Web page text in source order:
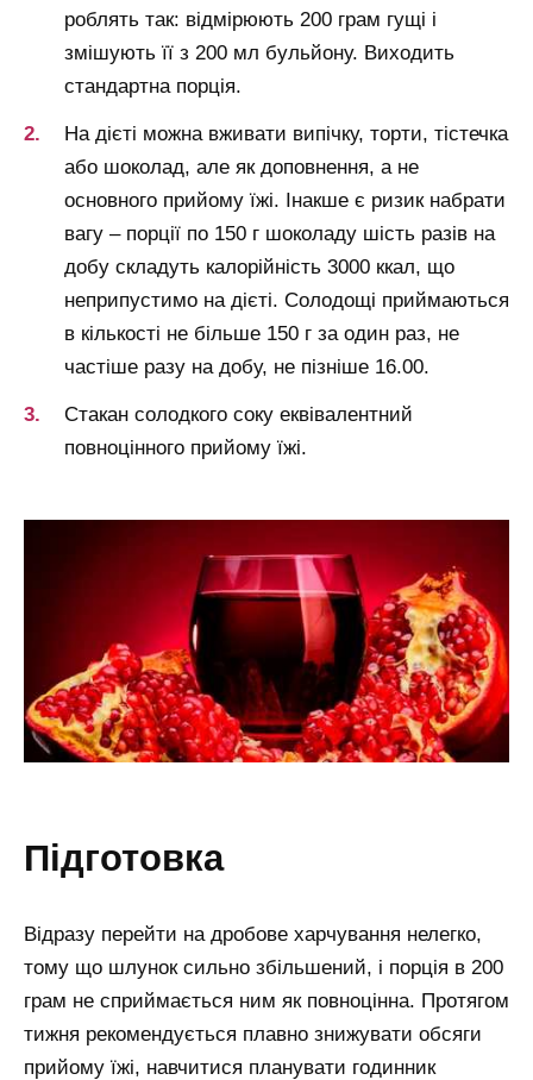
роблять так: відмірюють 200 грам гущі і
змішують її з 200 мл бульйону. Виходить
стандартна порція.
На дієті можна вживати випічку, торти, тістечка
або шоколад, але як доповнення, а не
основного прийому їжі. Інакше є ризик набрати
вагу – порції по 150 г шоколаду шість разів на
добу складуть калорійність 3000 ккал, що
неприпустимо на дієті. Солодощі приймаються
в кількості не більше 150 г за один раз, не
частіше разу на добу, не пізніше 16.00.
Стакан солодкого соку еквівалентний
повноцінного прийому їжі.
підготовка
Відразу перейти на дробове харчування нелегко,
тому що шлунок сильно збільшений, і порція в 200
грам не сприймається ним як повноцінна. Протягом
тижня рекомендується плавно знижувати обсяги
прийому їжі, навчитися планувати годинник